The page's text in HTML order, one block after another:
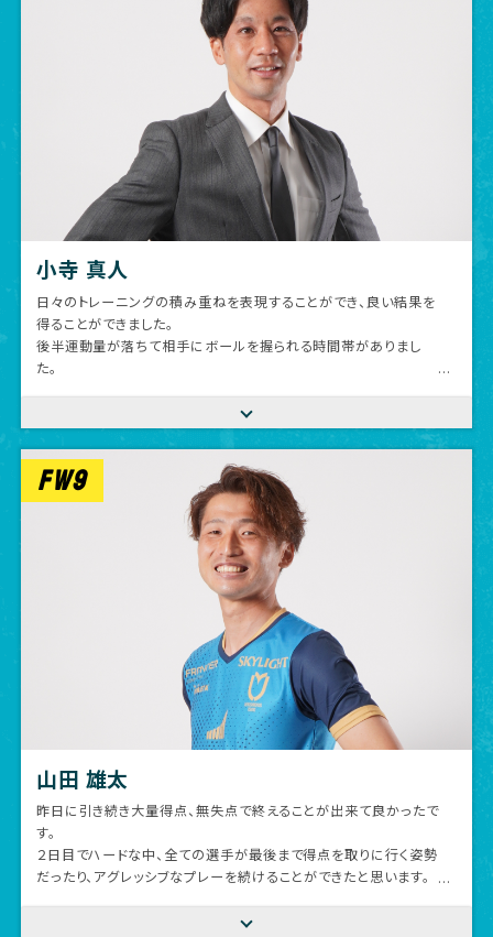
小寺 真人
日々のトレーニングの積み重ねを表現することができ、良い結果を
得ることができました。
後半運動量が落ちて相手にボールを握られる時間帯がありまし
た。
当たり前なので適応して改善していきたいです。
その時間を無失点で抑えて再び自分たちの時間帯を作れたのは良
かったです。
今日も悪天候の中、沖縄の地まで応援に来ていただいたファン、サ
ポーターの皆様、ありがとうごさいました。
FW9
山田 雄太
昨日に引き続き大量得点、無失点で終えることが出来て良かったで
す。
２日目でハードな中、全ての選手が最後まで得点を取りに行く姿勢
だったり、アグレッシブなプレーを続けることができたと思います。